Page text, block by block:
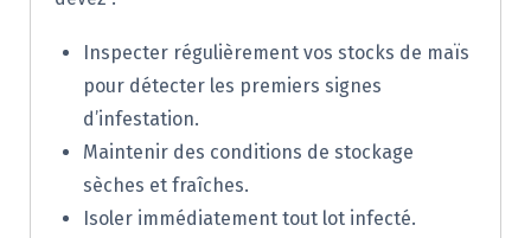
Inspecter régulièrement vos stocks de maïs
pour détecter les premiers signes
d’infestation.
Maintenir des conditions de stockage
sèches et fraîches.
Isoler immédiatement tout lot infecté.